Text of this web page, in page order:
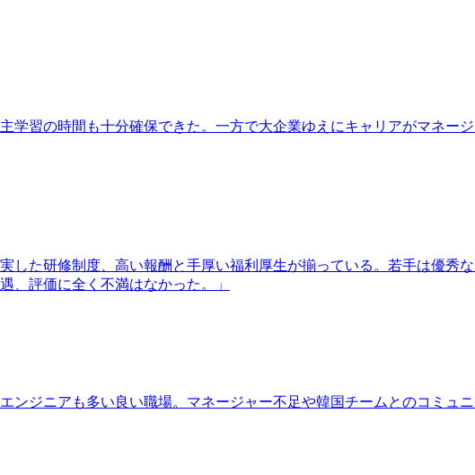
学習の時間も十分確保できた。一方で大企業ゆえにキャリアがマネー
した研修制度、高い報酬と手厚い福利厚生が揃っている。若手は優秀
、評価に全く不満はなかった。
」
ンジニアも多い良い職場。マネージャー不足や韓国チームとのコミュ